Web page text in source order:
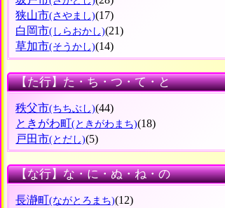
狭山市(さやまし)(17)
白岡市(しらおかし)(21)
草加市(そうかし)(14)
【た行】た・ち・つ・て・と
秩父市(ちちぶし)(44)
ときがわ町(ときがわまち)(18)
戸田市(とだし)(5)
【な行】な・に・ぬ・ね・の
長瀞町(ながとろまち)(12)